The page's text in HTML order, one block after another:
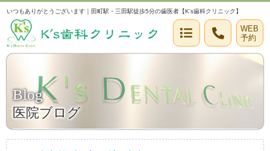
いつもありがとうございます｜田町駅・三田駅徒歩5分の歯医者【K’s歯科クリニック】
WEB
予約
Blog
医院ブログ